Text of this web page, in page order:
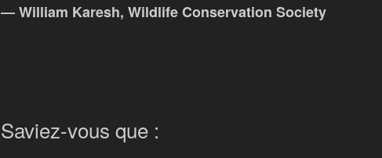
— William Karesh, Wildlife Conservation Society
Saviez-vous que :